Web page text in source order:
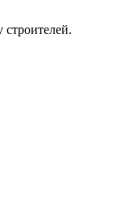
строителей.